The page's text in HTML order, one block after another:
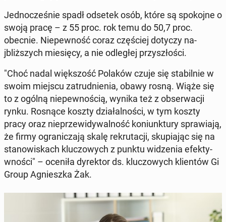
Jed­nocześnie spadł odsetek osób, które są spoko­jne o
swoją pracę – z 55 proc. rok temu do 50,7 proc.
obecnie. Niepewność coraz częś­ciej dotyczy na­
jbliższych miesię­cy, a nie odległej przyszłoś­ci.
"Choć nadal więk­szość Polaków czuje się sta­bil­nie w
swoim miejscu za­trud­nienia, obawy rosną. Wiąże się
to z ogólną niepewnoś­cią, wynika też z ob­serwacji
rynku. Rosnące koszty dzi­ałal­noś­ci, w tym koszty
pracy oraz nieprzewidy­wal­ność ko­ni­unk­tu­ry spraw­ia­ją,
że firmy ogranicza­ją skalę rekru­tacji, sku­pi­a­jąc się na
stanowiskach kluc­zowych z punktu widzenia efek­ty­
wnoś­ci" – oceniła dyrek­tor ds. kluc­zowych klien­tów Gi
Group Ag­niesz­ka Żak.